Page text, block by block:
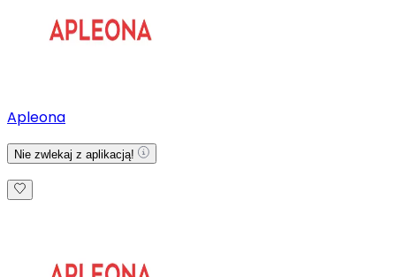
Apleona
Nie zwlekaj z aplikacją!